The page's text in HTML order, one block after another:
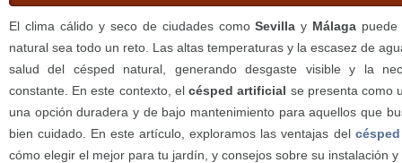
El clima cálido y seco de ciudades comoSevilla y Málaga
natural sea todo un reto. Las altas temperaturas y la escasez de
salud del césped natural, generando desgaste visible y la
constante. En este contexto, elcésped artificial se presenta como
una opción duradera y de bajo mantenimiento para aquellos que
bien cuidado. En este artículo, exploramos las ventajas del
cómo elegir el mejor para tu jardín, y consejos sobre su instalación y